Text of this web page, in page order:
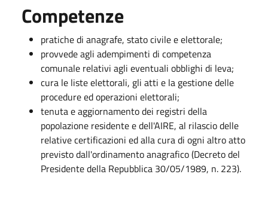
Competenze
pratiche di anagrafe, stato civile e elettorale;
provvede agli adempimenti di competenza
comunale relativi agli eventuali obblighi di leva;
cura le liste elettorali, gli atti e la gestione delle
procedure ed operazioni elettorali;
tenuta e aggiornamento dei registri della
popolazione residente e dell'AIRE, al rilascio delle
relative certificazioni ed alla cura di ogni altro atto
previsto dall'ordinamento anagrafico (Decreto del
Presidente della Repubblica 30/05/1989, n. 223).